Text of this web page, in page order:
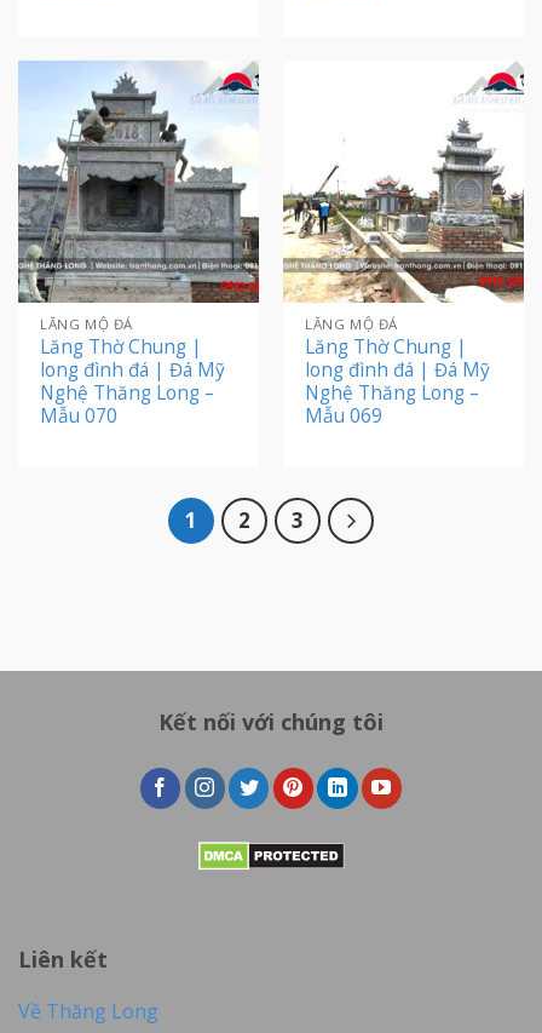
LĂNG MỘ ĐÁ
Lăng Thờ Chung |
long đình đá | Đá Mỹ
Nghệ Thăng Long –
Mẫu 070
LĂNG MỘ ĐÁ
Lăng Thờ Chung |
long đình đá | Đá Mỹ
Nghệ Thăng Long –
Mẫu 069
1 2 3
Kết nối với chúng tôi
Liên kết
Về Thăng Long